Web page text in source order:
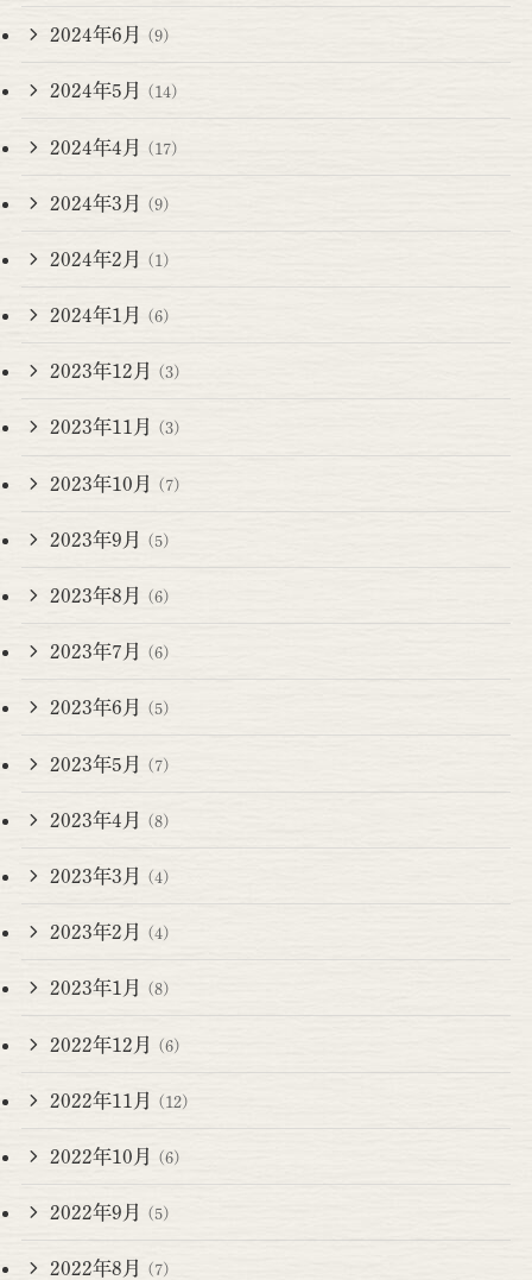
2024年6月 (9)
2024年5月 (14)
2024年4月 (17)
2024年3月 (9)
2024年2月 (1)
2024年1月 (6)
2023年12月 (3)
2023年11月 (3)
2023年10月 (7)
2023年9月 (5)
2023年8月 (6)
2023年7月 (6)
2023年6月 (5)
2023年5月 (7)
2023年4月 (8)
2023年3月 (4)
2023年2月 (4)
2023年1月 (8)
2022年12月 (6)
2022年11月 (12)
2022年10月 (6)
2022年9月 (5)
2022年8月 (7)